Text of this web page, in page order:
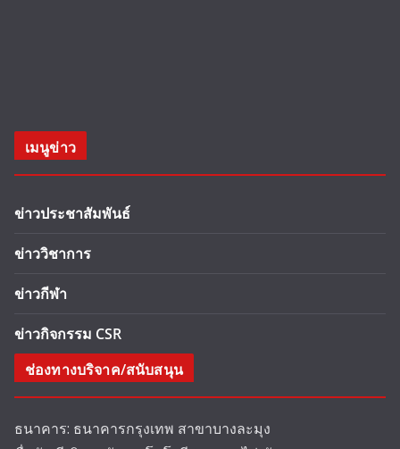
เมนูข่าว
ข่าวประชาสัมพันธ์
ข่าววิชาการ
ข่าวกีฬา
ข่าวกิจกรรม CSR
ช่องทางบริจาค/สนับสนุน
ธนาคาร: ธนาคารกรุงเทพ สาขาบางละมุง